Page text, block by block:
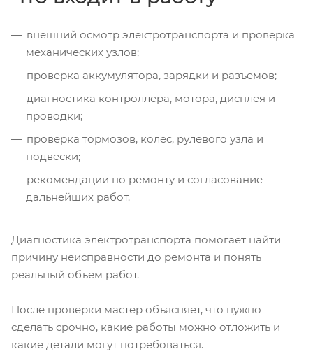
внешний осмотр электротранспорта и проверка
механических узлов;
проверка аккумулятора, зарядки и разъемов;
диагностика контроллера, мотора, дисплея и
проводки;
проверка тормозов, колес, рулевого узла и
подвески;
рекомендации по ремонту и согласование
дальнейших работ.
Диагностика электротранспорта помогает найти
причину неисправности до ремонта и понять
реальный объем работ.
После проверки мастер объясняет, что нужно
сделать срочно, какие работы можно отложить и
какие детали могут потребоваться.